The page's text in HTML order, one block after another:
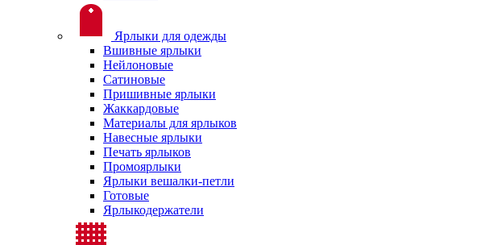
Ярлыки для одежды
Вшивные ярлыки
Нейлоновые
Сатиновые
Пришивные ярлыки
Жаккардовые
Материалы для ярлыков
Навесные ярлыки
Печать ярлыков
Промоярлыки
Ярлыки вешалки-петли
Готовые
Ярлыкодержатели